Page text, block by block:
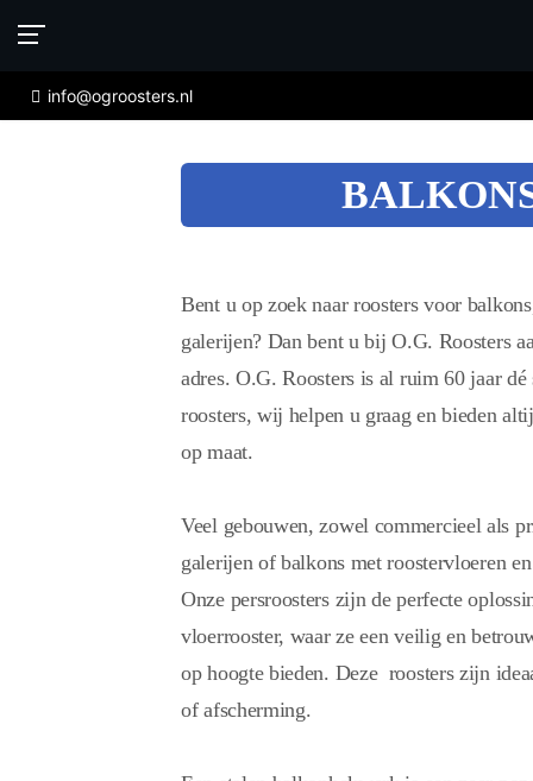
info@ogroosters.nl
Bent u op zoek naar roosters voor
galerijen? Dan bent u bij O.G. Roosters
adres. O.G. Roosters is al ruim 60 jaar
roosters, wij helpen u graag en bieden
op maat.
Veel gebouwen, zowel commercieel als
galerijen of balkons met roostervloeren
Onze persroosters zijn de perfecte
vloerrooster, waar ze een veilig en
op hoogte bieden. Deze roosters zijn
of afscherming.